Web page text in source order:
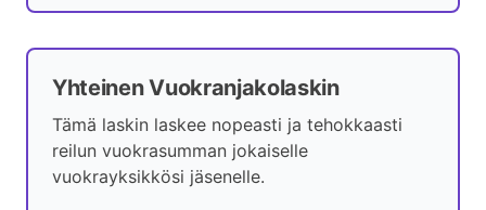
Yhteinen Vuokranjakolaskin
Tämä laskin laskee nopeasti ja tehokkaasti
reilun vuokrasumman jokaiselle
vuokrayksikkösi jäsenelle.